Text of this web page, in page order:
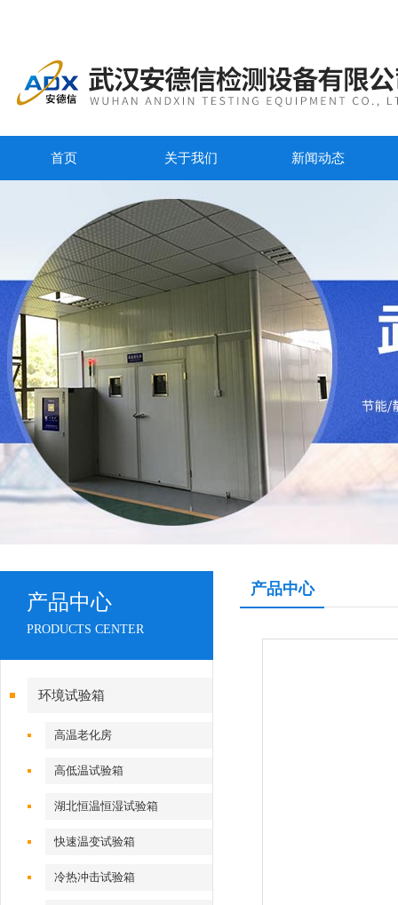
首页 关于我们 新闻动态
产品中心
PRODUCTS CENTER
环境试验箱
高温老化房
高低温试验箱
湖北恒温恒湿试验箱
快速温变试验箱
冷热冲击试验箱
产品中心